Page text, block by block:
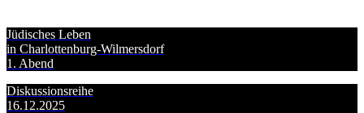
Jüdisches Leben
in Charlottenburg-Wilmersdorf
1. Abend
Diskussionsreihe
16.12.2025